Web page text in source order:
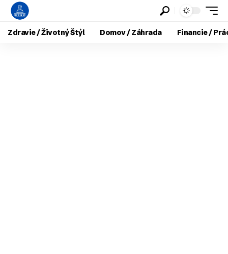
Zdravie / Životný Štýl Domov / Záhrada Financie /